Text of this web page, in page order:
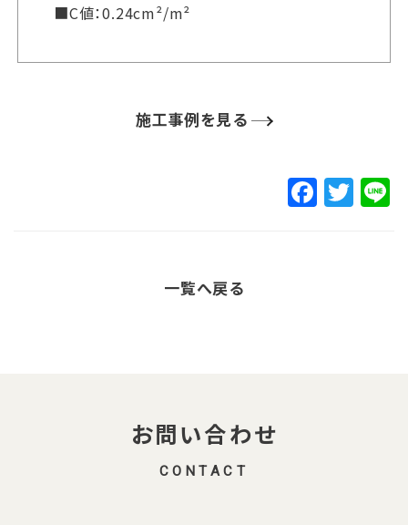
■C値：0.24cm²/m²
施工事例を見る
F
a
T
w
一覧へ戻る
お問い合わせ
CONTACT